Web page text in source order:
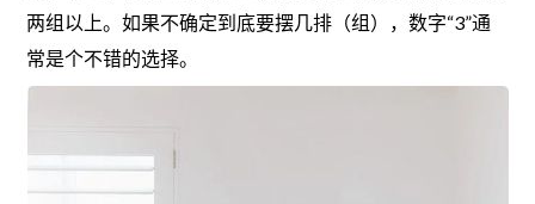
两组以上。如果不确定到底要摆几排（组），数字“3”通
常是个不错的选择。